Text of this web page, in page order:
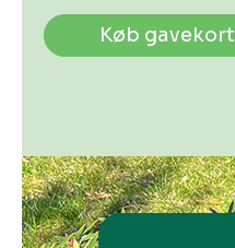
Køb gavekort